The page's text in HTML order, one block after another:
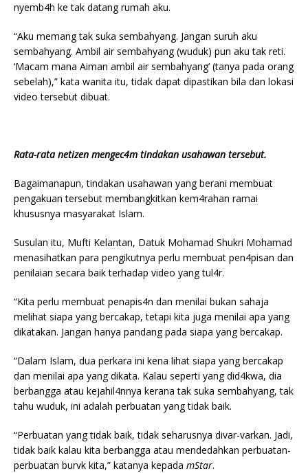
nyemb4h ke tak datang rumah aku.
“Aku memang tak suka sembahyang. Jangan suruh aku
sembahyang. Ambil air sembahyang (wuduk) pun aku tak reti.
‘Macam mana Aiman ambil air sembahyang’ (tanya pada orang
sebelah),” kata wanita itu, tidak dapat dipastikan bila dan lokasi
video tersebut dibuat.
Rata-rata netizen mengec4m tindakan usahawan tersebut.
Bagaimanapun, tindakan usahawan yang berani membuat
pengakuan tersebut membangkitkan kem4rahan ramai
khususnya masyarakat Islam.
Susulan itu, Mufti Kelantan, Datuk Mohamad Shukri Mohamad
menasihatkan para pengikutnya perlu membuat pen4pisan dan
penilaian secara baik terhadap video yang tul4r.
“Kita perlu membuat penapis4n dan menilai bukan sahaja
melihat siapa yang bercakap, tetapi kita juga menilai apa yang
dikatakan. Jangan hanya pandang pada siapa yang bercakap.
“Dalam Islam, dua perkara ini kena lihat siapa yang bercakap
dan menilai apa yang dikata. Kalau seperti yang did4kwa, dia
berbangga atau kejahil4nnya kerana tak suka sembahyang, tak
tahu wuduk, ini adalah perbuatan yang tidak baik.
“Perbuatan yang tidak baik, tidak seharusnya divar-varkan. Jadi,
tidak baik kalau kita berbangga atau mendedahkan perbuatan-
perbuatan burvk kita,” katanya kepada mStar.